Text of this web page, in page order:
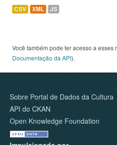
CSV XML JS
Você também pode ter acesso a esses
Documentação da API).
Sobre Portal de Dados da Cultura
API do CKAN
Open Knowledge Foundation